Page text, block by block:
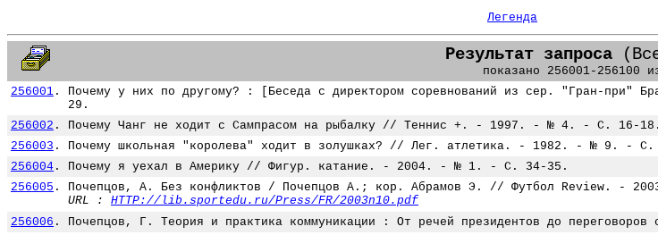
Легенда
Результат запроса(Все
показано 256001-256100
256001 .
Почему у них по другому? : [Беседа с директором соревнований из сер. "Гран-
29.
256002 . Почему Чанг не ходит с Сампрасом на рыбалку // Теннис +. - 1997. - № 4. - С. 16-18.
256003 . Почему школьная "королева" ходит в золушках? // Лег. атлетика. - 1982. - № 9. - С.
256004 . Почему я уехал в Америку // Фигур. катание. - 2004. - № 1. - С. 34-35.
256005 .
Почепцов, А. Без конфликтов / Почепцов А.; кор. Абрамов Э. // Футбол Review. -
URL : HTTP://lib.sportedu.ru/Press/FR/2003n10.pdf
256006 . Почепцов, Г. Теория и практика коммуникации : От речей президентов до